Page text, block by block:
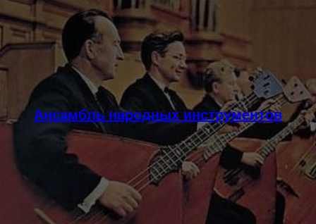
Ансамбль народных инструментов